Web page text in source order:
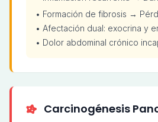
• Formación de fibrosis →
• Afectación dual: exocrina y
• Dolor abdominal crónico
Carcinogénesis